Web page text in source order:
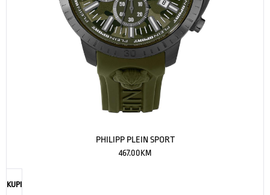
PHILIPP PLEIN SPORT
467.00KM
KUPI